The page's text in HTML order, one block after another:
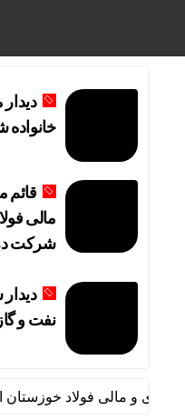
خانواده
قائم
مالی
شرکت در
نفت و
و مالی فولاد خوزستان